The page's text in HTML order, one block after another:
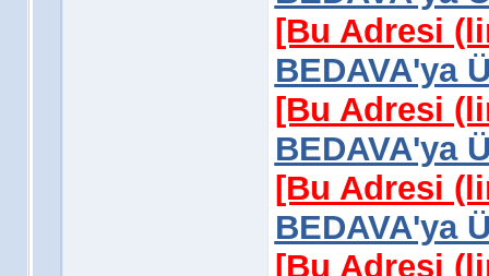
[Bu Adresi
BEDAVA'ya
[Bu Adresi
BEDAVA'ya
[Bu Adresi
BEDAVA'ya
[Bu Adresi